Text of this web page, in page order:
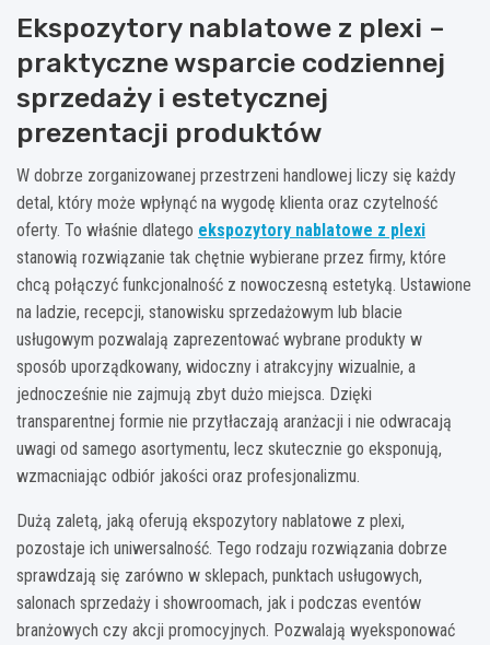
Ekspozytory nablatowe z plexi –
praktyczne wsparcie codziennej
sprzedaży i estetycznej
prezentacji produktów
W dobrze zorganizowanej przestrzeni handlowej liczy się każdy
detal, który może wpłynąć na wygodę klienta oraz czytelność
oferty. To właśnie dlatego ekspozytory nablatowe z plexi
stanowią rozwiązanie tak chętnie wybierane przez firmy, które
chcą połączyć funkcjonalność z nowoczesną estetyką. Ustawione
na ladzie, recepcji, stanowisku sprzedażowym lub blacie
usługowym pozwalają zaprezentować wybrane produkty w
sposób uporządkowany, widoczny i atrakcyjny wizualnie, a
jednocześnie nie zajmują zbyt dużo miejsca. Dzięki
transparentnej formie nie przytłaczają aranżacji i nie odwracają
uwagi od samego asortymentu, lecz skutecznie go eksponują,
wzmacniając odbiór jakości oraz profesjonalizmu.
Dużą zaletą, jaką oferują ekspozytory nablatowe z plexi,
pozostaje ich uniwersalność. Tego rodzaju rozwiązania dobrze
sprawdzają się zarówno w sklepach, punktach usługowych,
salonach sprzedaży i showroomach, jak i podczas eventów
branżowych czy akcji promocyjnych. Pozwalają wyeksponować